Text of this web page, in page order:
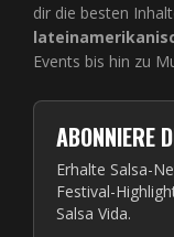
dir die besten
Events bis hin zu
ABONNIERE
Erhalte Salsa-
Festival-
Salsa Vida.